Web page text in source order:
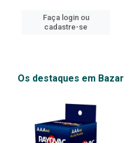
Faça login ou
cadastre-se
Os destaques em Bazar